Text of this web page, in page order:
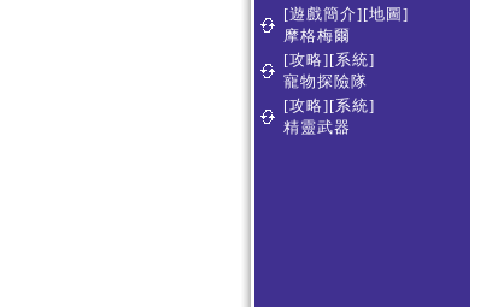
[遊戲簡介][地圖]
摩格梅爾
[攻略][系統]
寵物探險隊
[攻略][系統]
精靈武器